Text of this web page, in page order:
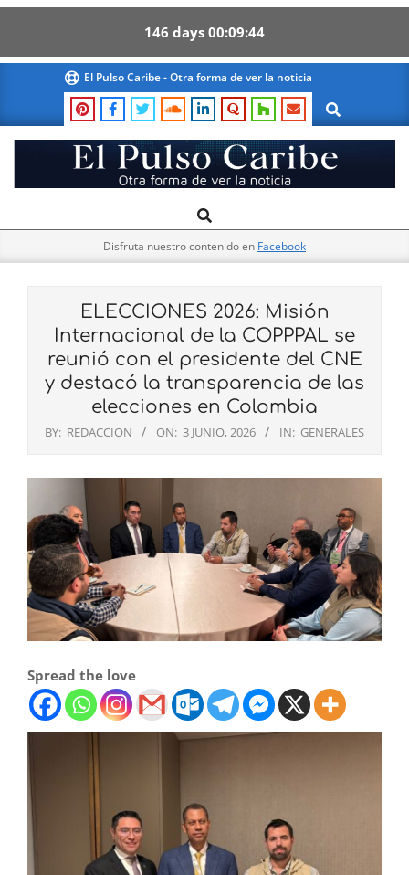
146 days 00 09 43
content
El Pulso Caribe - Otra forma de ver la noticia
Search
El
Pulso
Navigation
Search
Disfruta nuestro contenido en Facebook
ELECCIONES 2026: Misión
Internacional de la COPPPAL se
reunió con el presidente del CNE
y destacó la transparencia de las
elecciones en Colombia
BY: REDACCION ON: 3 JUNIO, 2026 IN: GENERALES
Spread the love